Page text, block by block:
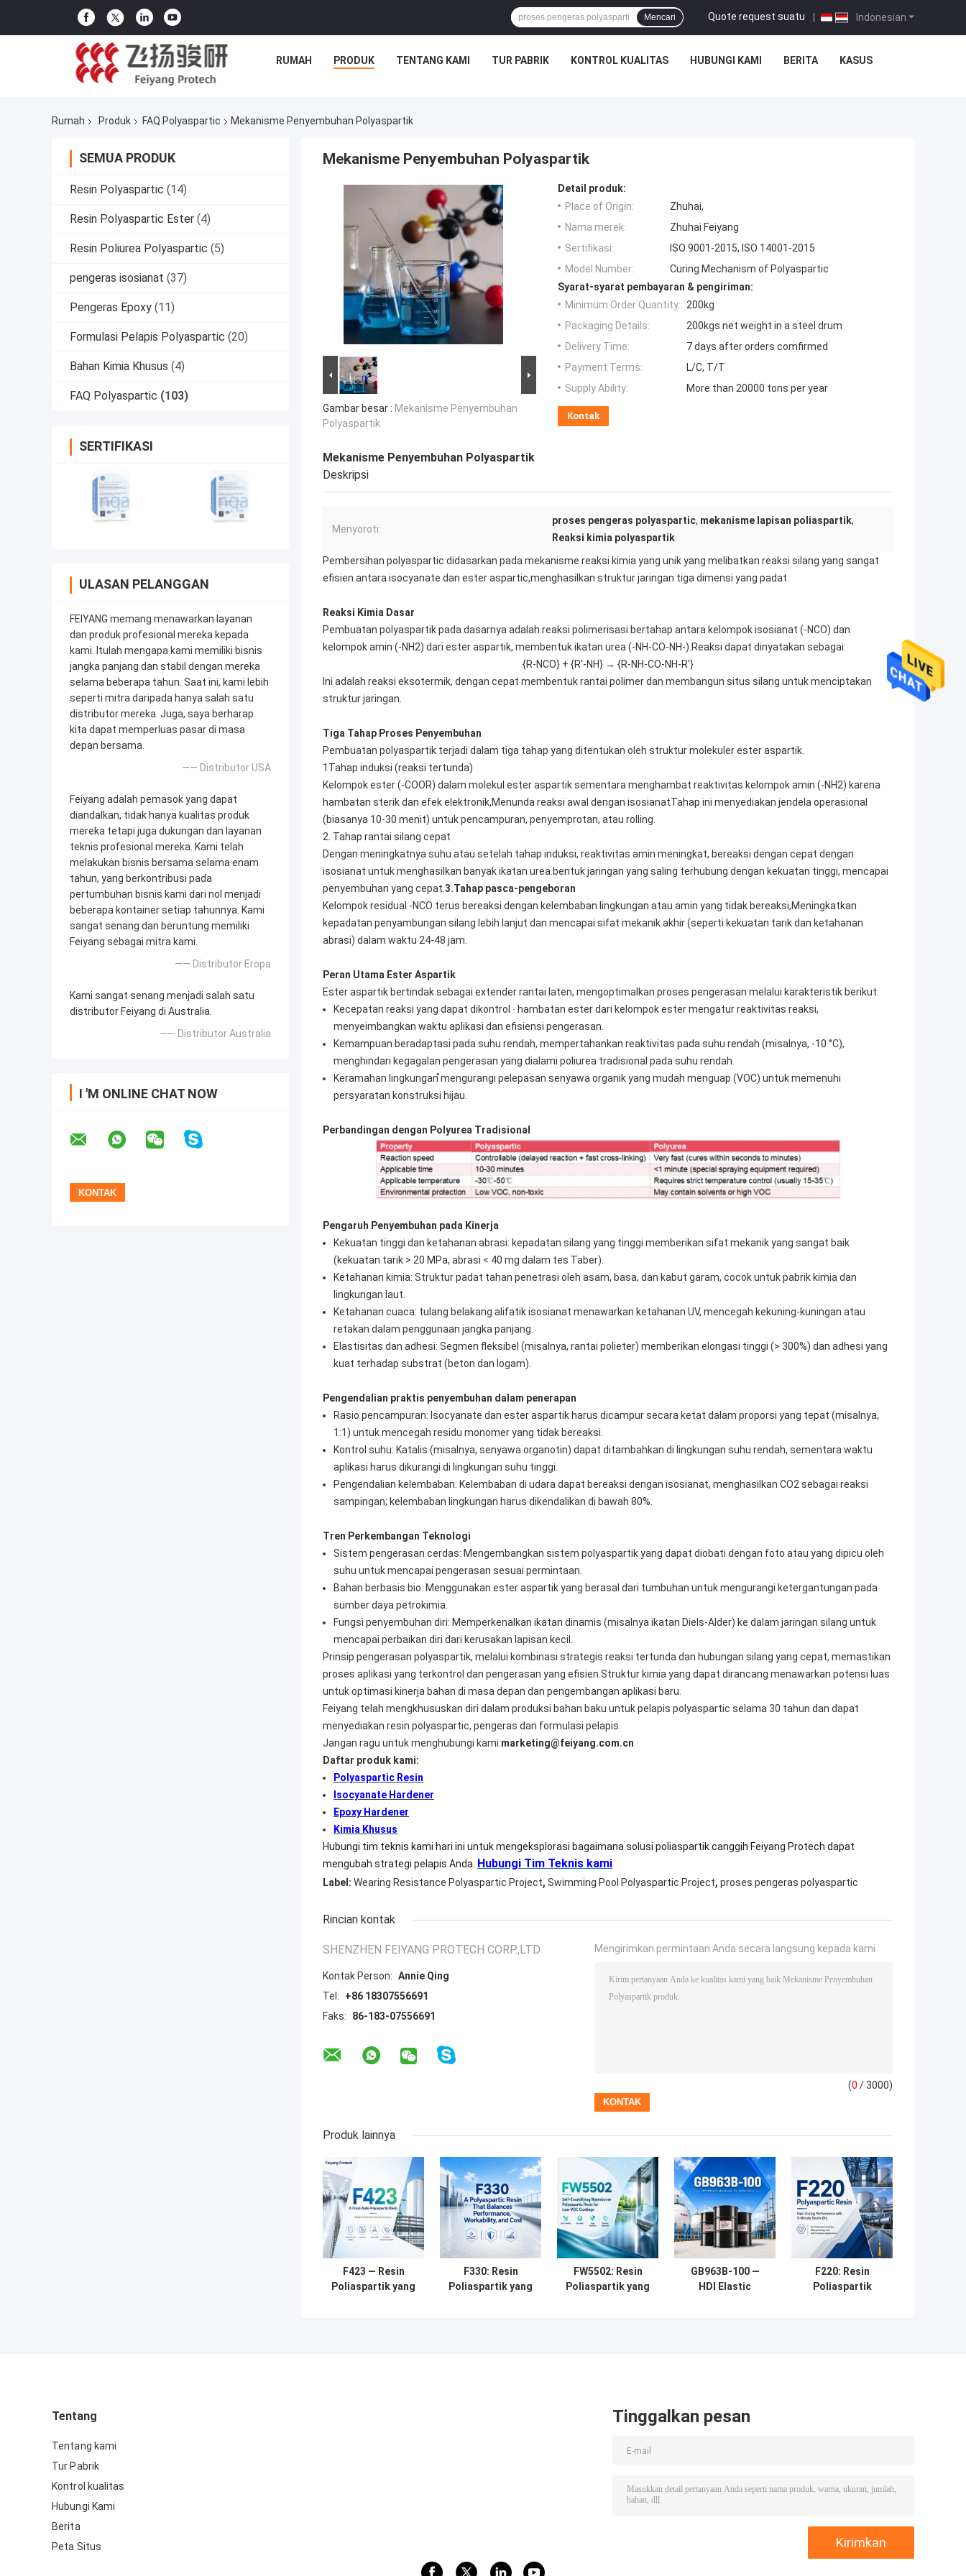
Indonesian
Quote request suatu |
Mencari
RUMAH PRODUK TENTANG KAMI TUR PABRIK KONTROL KUALITAS HUBUNGI KAMI BERITA KASUS
Rumah Produk FAQ Polyaspartic Mekanisme Penyembuhan Polyaspartik
SEMUA PRODUK
Resin Polyaspartic (14)
Resin Polyaspartic Ester (4)
Resin Poliurea Polyaspartic (5)
pengeras isosianat (37)
Pengeras Epoxy (11)
Formulasi Pelapis Polyaspartic (20)
Bahan Kimia Khusus (4)
FAQ Polyaspartic (103)
SERTIFIKASI
ULASAN PELANGGAN
FEIYANG memang menawarkan layanan
dan produk profesional mereka kepada
kami. Itulah mengapa kami memiliki bisnis
jangka panjang dan stabil dengan mereka
selama beberapa tahun. Saat ini, kami lebih
seperti mitra daripada hanya salah satu
distributor mereka. Juga, saya berharap
kita dapat memperluas pasar di masa
depan bersama.
—— Distributor USA
Feiyang adalah pemasok yang dapat
diandalkan, tidak hanya kualitas produk
mereka tetapi juga dukungan dan layanan
teknis profesional mereka. Kami telah
melakukan bisnis bersama selama enam
tahun, yang berkontribusi pada
pertumbuhan bisnis kami dari nol menjadi
beberapa kontainer setiap tahunnya. Kami
sangat senang dan beruntung memiliki
Feiyang sebagai mitra kami.
—— Distributor Eropa
Kami sangat senang menjadi salah satu
distributor Feiyang di Australia.
—— Distributor Australia
I 'M ONLINE CHAT NOW
Mekanisme Penyembuhan Polyaspartik
Gambar besar : Mekanisme Penyembuhan
Polyaspartik
Detail produk:
Place of Origin:
Zhuhai,
Nama merek:
Zhuhai Feiyang
Sertifikasi:
ISO 9001-2015, ISO 14001-2015
Model Number:
Curing Mechanism of Polyaspartic
Syarat-syarat pembayaran & pengiriman:
Minimum Order Quantity: 200kg
Packaging Details:
200kgs net weight in a steel drum
Delivery Time:
7 days after orders comfirmed
Payment Terms:
L/C, T/T
Supply Ability:
More than 20000 tons per year
Kontak
Mekanisme Penyembuhan Polyaspartik
Deskripsi
Menyoroti:
proses pengeras polyaspartic, mekanisme lapisan poliaspartik,
Reaksi kimia polyaspartik
Pembersihan polyaspartic didasarkan pada mekanisme reaksi kimia yang unik yang melibatkan reaksi silang yang sangat
efisien antara isocyanate dan ester aspartic,menghasilkan struktur jaringan tiga dimensi yang padat.
Reaksi Kimia Dasar
Pembuatan polyaspartik pada dasarnya adalah reaksi polimerisasi bertahap antara kelompok isosianat (-NCO) dan
kelompok amin (-NH2) dari ester aspartik, membentuk ikatan urea (-NH-CO-NH-).Reaksi dapat dinyatakan sebagai:
{R-NCO} + {R'-NH} → {R-NH-CO-NH-R'}
Ini adalah reaksi eksotermik, dengan cepat membentuk rantai polimer dan membangun situs silang untuk menciptakan
struktur jaringan.
Tiga Tahap Proses Penyembuhan
Pembuatan polyaspartik terjadi dalam tiga tahap yang ditentukan oleh struktur molekuler ester aspartik.
1Tahap induksi (reaksi tertunda)
Kelompok ester (-COOR) dalam molekul ester aspartik sementara menghambat reaktivitas kelompok amin (-NH2) karena
hambatan sterik dan efek elektronik,Menunda reaksi awal dengan isosianatTahap ini menyediakan jendela operasional
(biasanya 10-30 menit) untuk pencampuran, penyemprotan, atau rolling.
2. Tahap rantai silang cepat
Dengan meningkatnya suhu atau setelah tahap induksi, reaktivitas amin meningkat, bereaksi dengan cepat dengan
isosianat untuk menghasilkan banyak ikatan urea.bentuk jaringan yang saling terhubung dengan kekuatan tinggi, mencapai
penyembuhan yang cepat.3.Tahap pasca-pengeboran
Kelompok residual -NCO terus bereaksi dengan kelembaban lingkungan atau amin yang tidak bereaksi,Meningkatkan
kepadatan penyambungan silang lebih lanjut dan mencapai sifat mekanik akhir (seperti kekuatan tarik dan ketahanan
abrasi) dalam waktu 24-48 jam.
Peran Utama Ester Aspartik
Ester aspartik bertindak sebagai extender rantai laten, mengoptimalkan proses pengerasan melalui karakteristik berikut:
Kecepatan reaksi yang dapat dikontrol ∙ hambatan ester dari kelompok ester mengatur reaktivitas reaksi,
menyeimbangkan waktu aplikasi dan efisiensi pengerasan.
Kemampuan beradaptasi pada suhu rendah, mempertahankan reaktivitas pada suhu rendah (misalnya, -10 °C),
menghindari kegagalan pengerasan yang dialami poliurea tradisional pada suhu rendah.
Keramahan lingkungan ̊mengurangi pelepasan senyawa organik yang mudah menguap (VOC) untuk memenuhi
persyaratan konstruksi hijau.
Perbandingan dengan Polyurea Tradisional
Pengaruh Penyembuhan pada Kinerja
Kekuatan tinggi dan ketahanan abrasi: kepadatan silang yang tinggi memberikan sifat mekanik yang sangat baik
(kekuatan tarik > 20 MPa, abrasi < 40 mg dalam tes Taber).
Ketahanan kimia: Struktur padat tahan penetrasi oleh asam, basa, dan kabut garam, cocok untuk pabrik kimia dan
lingkungan laut.
Ketahanan cuaca: tulang belakang alifatik isosianat menawarkan ketahanan UV, mencegah kekuning-kuningan atau
retakan dalam penggunaan jangka panjang.
Elastisitas dan adhesi: Segmen fleksibel (misalnya, rantai polieter) memberikan elongasi tinggi (> 300%) dan adhesi yang
kuat terhadap substrat (beton dan logam).
Pengendalian praktis penyembuhan dalam penerapan
Rasio pencampuran: Isocyanate dan ester aspartik harus dicampur secara ketat dalam proporsi yang tepat (misalnya,
1:1) untuk mencegah residu monomer yang tidak bereaksi.
Kontrol suhu: Katalis (misalnya, senyawa organotin) dapat ditambahkan di lingkungan suhu rendah, sementara waktu
aplikasi harus dikurangi di lingkungan suhu tinggi.
Pengendalian kelembaban: Kelembaban di udara dapat bereaksi dengan isosianat, menghasilkan CO2 sebagai reaksi
sampingan; kelembaban lingkungan harus dikendalikan di bawah 80%.
Tren Perkembangan Teknologi
Sistem pengerasan cerdas: Mengembangkan sistem polyaspartik yang dapat diobati dengan foto atau yang dipicu oleh
suhu untuk mencapai pengerasan sesuai permintaan.
Bahan berbasis bio: Menggunakan ester aspartik yang berasal dari tumbuhan untuk mengurangi ketergantungan pada
sumber daya petrokimia.
Fungsi penyembuhan diri: Memperkenalkan ikatan dinamis (misalnya ikatan Diels-Alder) ke dalam jaringan silang untuk
mencapai perbaikan diri dari kerusakan lapisan kecil.
Prinsip pengerasan polyaspartik, melalui kombinasi strategis reaksi tertunda dan hubungan silang yang cepat, memastikan
proses aplikasi yang terkontrol dan pengerasan yang efisien.Struktur kimia yang dapat dirancang menawarkan potensi luas
untuk optimasi kinerja bahan di masa depan dan pengembangan aplikasi baru.
Feiyang telah mengkhususkan diri dalam produksi bahan baku untuk pelapis polyaspartic selama 30 tahun dan dapat
menyediakan resin polyaspartic, pengeras dan formulasi pelapis.
Jangan ragu untuk menghubungi kami:marketing@feiyang.com.cn
Daftar produk kami:
Polyaspartic Resin
Isocyanate Hardener
Epoxy Hardener
Kimia Khusus
Hubungi tim teknis kami hari ini untuk mengeksplorasi bagaimana solusi poliaspartik canggih Feiyang Protech dapat
mengubah strategi pelapis Anda. Hubungi Tim Teknis kami
Label: Wearing Resistance Polyaspartic Project, Swimming Pool Polyaspartic Project, proses pengeras polyaspartic
Rincian kontak
SHENZHEN FEIYANG PROTECH CORP.,LTD
Kontak Person: Annie Qing
Tel:
+86 18307556691
Faks:
86-183-07556691
Mengirimkan permintaan Anda secara langsung kepada kami
(0 / 3000)
Produk lainnya
F423 — Resin
Poliaspartik yang
F330: Resin
Poliaspartik yang
FW5502: Resin
Poliaspartik yang
GB963B-100 —
HDI Elastic
F220: Resin
Poliaspartik
Tentang
Tentang kami
Tur Pabrik
Kontrol kualitas
Hubungi Kami
Berita
Peta Situs
Tinggalkan pesan